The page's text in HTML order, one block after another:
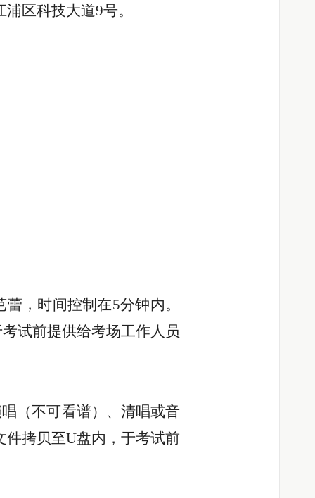
区科技大道9号。
，时间控制在5分钟内。
试前提供给考场工作人员
（不可看谱）、清唱或音
拷贝至U盘内，于考试前